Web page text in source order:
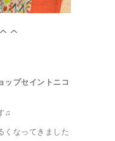
^
ップセイントニコ
♫
くなってきました